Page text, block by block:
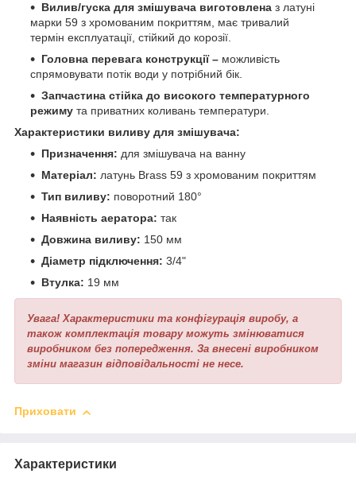
Вилив/гуска для змішувача виготовлена з латуні
марки 59 з хромованим покриттям, має тривалий
термін експлуатації, стійкий до корозії.
Головна перевага конструкції – можливість
спрямовувати потік води у потрібний бік.
Запчастина стійка до високого температурного
режиму та приватних коливань температури.
Характеристики виливу для змішувача:
Призначення: для змішувача на ванну
Матеріал: латунь Brass 59 з хромованим покриттям
Тип виливу: поворотний 180°
Наявність аератора: так
Довжина виливу: 150 мм
Діаметр підключення: 3/4"
Втулка: 19 мм
Увага! Характеристики та конфігурація виробу, а
також комплектація товару можуть змінюватися
виробником без попередження. За внесені виробником
зміни магазин відповідальності не несе.
Приховати
Характеристики